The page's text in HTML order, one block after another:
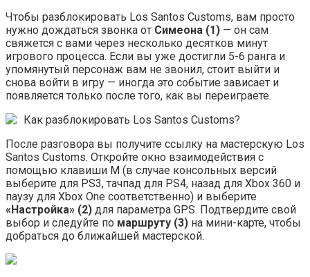
Чтобы разблокировать Los Santos Customs, вам просто
нужно дождаться звонка от Симеона (1) — он сам
свяжется с вами через несколько десятков минут
игрового процесса. Если вы уже достигли 5-6 ранга и
упомянутый персонаж вам не звонил, стоит выйти и
снова войти в игру — иногда это событие зависает и
появляется только после того, как вы переиграете.
Как разблокировать Los Santos Customs?
После разговора вы получите ссылку на мастерскую Los
Santos Customs. Откройте окно взаимодействия с
помощью клавиши M (в случае консольных версий
выберите для PS3, тачпад для PS4, назад для Xbox 360 и
паузу для Xbox One соответственно) и выберите
«Настройка» (2) для параметра GPS. Подтвердите свой
выбор и следуйте по маршруту (3) на мини-карте, чтобы
добраться до ближайшей мастерской.